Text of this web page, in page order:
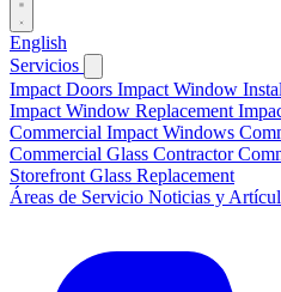
English
Servicios
Impact Doors Impact Window
Impact Window Replacement
Commercial Impact Windows
Commercial Glass Contractor
Storefront Glass Replacement
Áreas de Servicio Noticias y